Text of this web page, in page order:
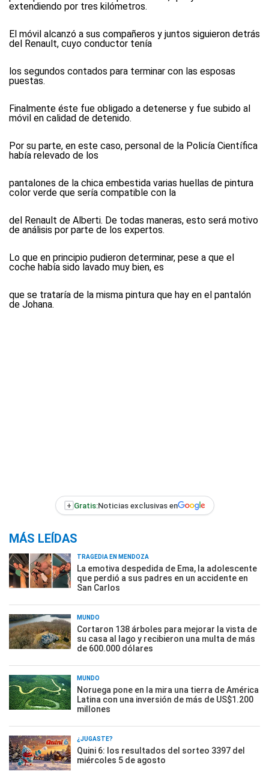
extendiendo por tres kilómetros.
El móvil alcanzó a sus compañeros y juntos siguieron detrás
del Renault, cuyo conductor tenía
los segundos contados para terminar con las esposas
puestas.
Finalmente éste fue obligado a detenerse y fue subido al
móvil en calidad de detenido.
Por su parte, en este caso, personal de la Policía Científica
había relevado de los
pantalones de la chica embestida varias huellas de pintura
color verde que sería compatible con la
del Renault de Alberti. De todas maneras, esto será motivo
de análisis por parte de los expertos.
Lo que en principio pudieron determinar, pese a que el
coche había sido lavado muy bien, es
que se trataría de la misma pintura que hay en el pantalón
de Johana.
+ Gratis:Noticias exclusivas en
MÁS LEÍDAS
TRAGEDIA EN MENDOZA
La emotiva despedida de Ema, la adolescente
que perdió a sus padres en un accidente en
San Carlos
MUNDO
Cortaron 138 árboles para mejorar la vista de
su casa al lago y recibieron una multa de más
de 600.000 dólares
MUNDO
Noruega pone en la mira una tierra de América
Latina con una inversión de más de US$1.200
millones
¿JUGASTE?
Quini 6: los resultados del sorteo 3397 del
miércoles 5 de agosto